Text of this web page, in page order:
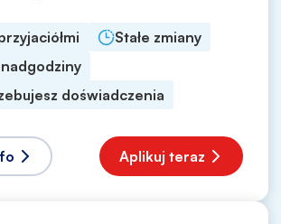
Stałe zmiany
doświadczenia
Aplikuj teraz